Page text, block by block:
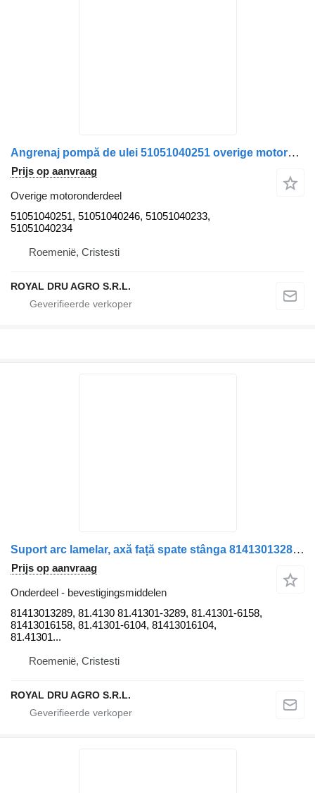
Angrenaj pompă de ulei 51051040251 overige motoronderdeel voor MAN TGS 26.360 vrachtwagen
Prijs op aanvraag
Overige motoronderdeel
51051040251, 51051040246, 51051040233,
51051040234
Roemenië, Cristesti
ROYAL DRU AGRO S.R.L.
Suport arc lamelar, axă față spate stânga 81413013289 bevestigingsmiddelen voor MAN TGS 26.360 vrachtwagen
Prijs op aanvraag
Onderdeel - bevestigingsmiddelen
81413013289, 81.4130 81.41301-3289, 81.41301-6158,
81413016158, 81.41301-6104, 81413016104,
81.41301...
Roemenië, Cristesti
ROYAL DRU AGRO S.R.L.